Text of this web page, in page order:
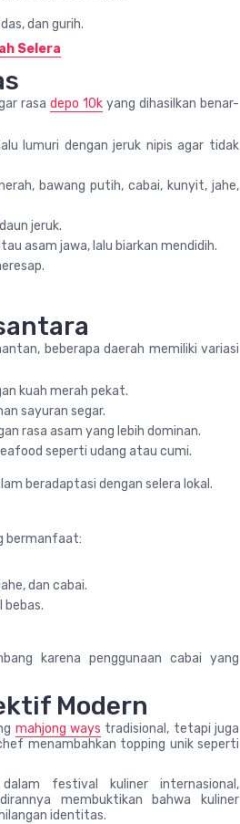
dan gurih.
Selera
rasa depo 10k yang dihasilkan benar-
lumuri dengan jeruk nipis agar tidak
bawang putih, cabai, kunyit, jahe,
jeruk.
asam jawa, lalu biarkan mendidih.
beberapa daerah memiliki variasi
kuah merah pekat.
sayuran segar.
rasa asam yang lebih dominan.
seperti udang atau cumi.
beradaptasi dengan selera lokal.
bermanfaat:
dan cabai.
bebas.
karena penggunaan cabai yang
Modern
mahjong ways tradisional, tetapi juga
menambahkan topping unik seperti
festival kuliner internasional,
membuktikan bahwa kuliner
identitas.